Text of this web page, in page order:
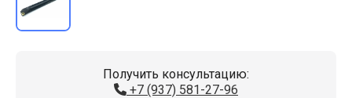
Получить консультацию:
+7 (937) 581-27-96